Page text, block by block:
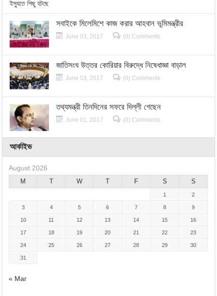
সবাইকে মিলেমিশে কাজ করার আহবান ভূমিমন্ত্রীর
June 03, 2017 (0) Comments
জাতিসংঘ উত্তর কোরিয়ার বিরুদ্ধে নিষেধাজ্ঞা বাড়াল
June 03, 2017 (0) Comments
তথ্যমন্ত্রী তিনদিনের সফরে দিল্লী গেছেন
June 01, 2017 (0) Comments
আর্কাইভ
August 2026
M T W T F S S
1 2
3 4 5 6 7 8 9
10 11 12 13 14 15 16
17 18 19 20 21 22 23
24 25 26 27 28 29 30
31
« Mar